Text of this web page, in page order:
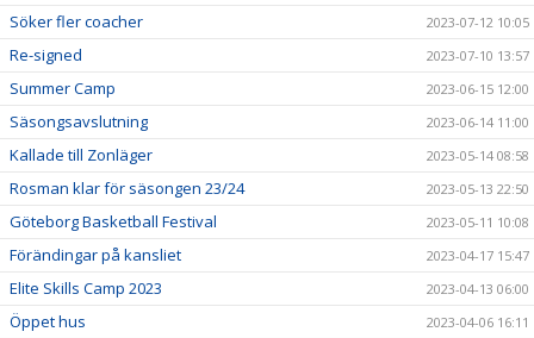
Söker fler coacher 2023-07-12 10:05
Re-signed 2023-07-10 13:57
Summer Camp 2023-06-15 12:00
Säsongsavslutning 2023-06-14 11:00
Kallade till Zonläger 2023-05-14 08:58
Rosman klar för säsongen 23/24 2023-05-13 22:50
Göteborg Basketball Festival 2023-05-11 10:08
Förändingar på kansliet 2023-04-17 15:47
Elite Skills Camp 2023 2023-04-13 06:00
Öppet hus 2023-04-06 16:11